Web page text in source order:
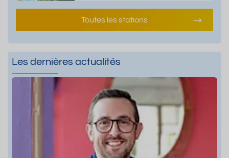
Toutes les stations
Les dernières actualités